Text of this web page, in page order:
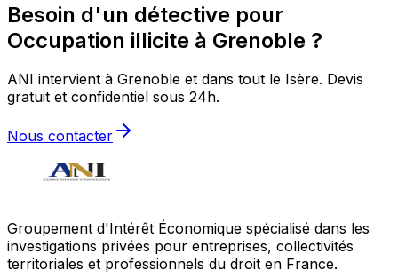
Besoin d'un détective pour
Occupation illicite à Grenoble ?
ANI intervient à Grenoble et dans tout le Isère. Devis
gratuit et confidentiel sous 24h.
Nous contacter
Groupement d'Intérêt Économique spécialisé dans les
investigations privées pour entreprises, collectivités
territoriales et professionnels du droit en France.